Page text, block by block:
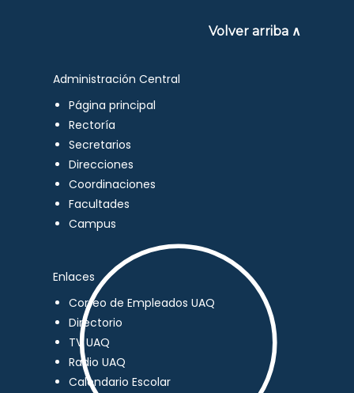
Volver arriba ∧
Administración Central
Página principal
Rectoría
Secretarios
Direcciones
Coordinaciones
Facultades
Campus
Enlaces
Correo de Empleados UAQ
Directorio
TV UAQ
Radio UAQ
Calendario Escolar